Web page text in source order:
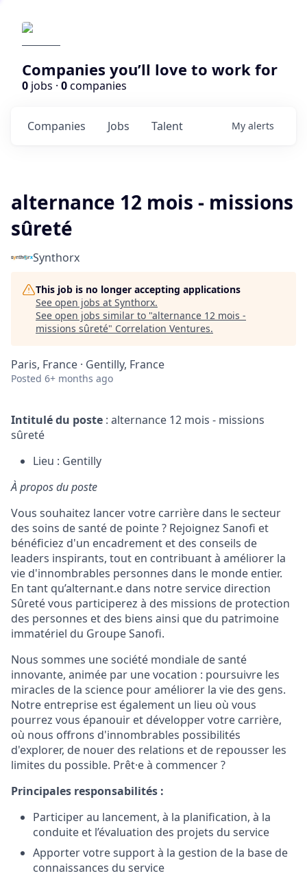
Companies you’ll love to work for
0 jobs · 0companies
Jobs
Companies Talent My alerts
alternance 12 mois - missions
sûreté
Synthorx
This job is no longer accepting applications
See open jobs at Synthorx.
See open jobs similar to "alternance 12 mois -
missions sûreté" Correlation Ventures.
Paris, France · Gentilly, France
Posted 6+ months ago
Intitulé du poste : alternance 12 mois - missions
sûreté
Lieu : Gentilly
À propos du poste
Vous souhaitez lancer votre carrière dans le secteur
des soins de santé de pointe ? Rejoignez Sanofi et
bénéficiez d'un encadrement et des conseils de
leaders inspirants, tout en contribuant à améliorer la
vie d'innombrables personnes dans le monde entier.
En tant qu’alternant.e dans notre service direction
Sûreté vous participerez à des missions de protection
des personnes et des biens ainsi que du patrimoine
immatériel du Groupe Sanofi.
Nous sommes une société mondiale de santé
innovante, animée par une vocation : poursuivre les
miracles de la science pour améliorer la vie des gens.
Notre entreprise est également un lieu où vous
pourrez vous épanouir et développer votre carrière,
où nous offrons d'innombrables possibilités
d'explorer, de nouer des relations et de repousser les
limites du possible. Prêt·e à commencer ?
Principales responsabilités :
Participer au lancement, à la planification, à la
conduite et l’évaluation des projets du service
Apporter votre support à la gestion de la base de
connaissances du service